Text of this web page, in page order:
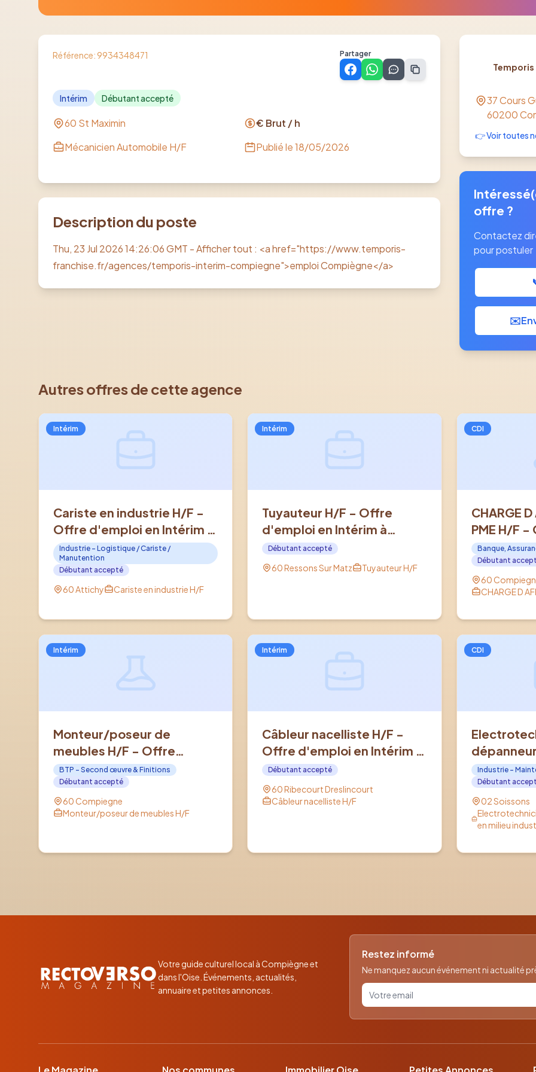
Référence: 9934348471 Partager
Intérim Débutant accepté
60 St Maximin
€ Brut / h
Mécanicien Automobile H/F
Publié le18/05/2026
Description du poste
Thu, 23 Jul 2026 14:26:06 GMT - Afficher tout : <a href="https://www.temporis-
franchise.fr/agences/temporis-interim-compiegne">emploi Compiègne</a>
Temporis
37 Cours
60200
👉 Voir toutes
offre ?
Contactez
pour postuler
✉️
Autres offres de cette agence
Intérim
Cariste en industrie H/F -
Offre d'emploi en Intérim à
ATTICHY (60)
Industrie - Logistique / Cariste /
Manutention
Débutant accepté
60 Attichy Cariste en industrie H/F
Intérim
Tuyauteur H/F - Offre
d'emploi en Intérim à
RESSONS SUR MATZ (60)
Débutant accepté
60 Ressons Sur Matz Tuyauteur H/F
CDI
CHARGE D
PME H/F
en CDI à
Banque,
Débutant
60
CHARGE D
Intérim
Monteur/poseur de
meubles H/F - Offre
d'emploi en Intérim à
COMPIEGNE (60)
BTP - Second œuvre & Finitions
Débutant accepté
60 Compiegne
Monteur/poseur de meubles H/F
Intérim
Câbleur nacelliste H/F -
Offre d'emploi en Intérim à
RIBECOURT DRESLINCOURT
(60)
Débutant accepté
60 Ribecourt Dreslincourt
Câbleur nacelliste H/F
CDI
industriel
d'emploi en
SOISSONS
Industrie -
Débutant
02 Soissons
en milieu
Votre guide culturel local à Compiègne et
dans l'Oise. Événements, actualités,
annuaire et petites annonces.
Restez informé
Ne manquez aucun événement ni actualité
Votre email pour la newsletter